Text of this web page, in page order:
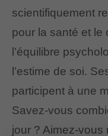
scientifiquement
pour la santé et le
l’équilibre
l’estime de soi.
participent à une
Savez-vous
jour ? Aimez-vous